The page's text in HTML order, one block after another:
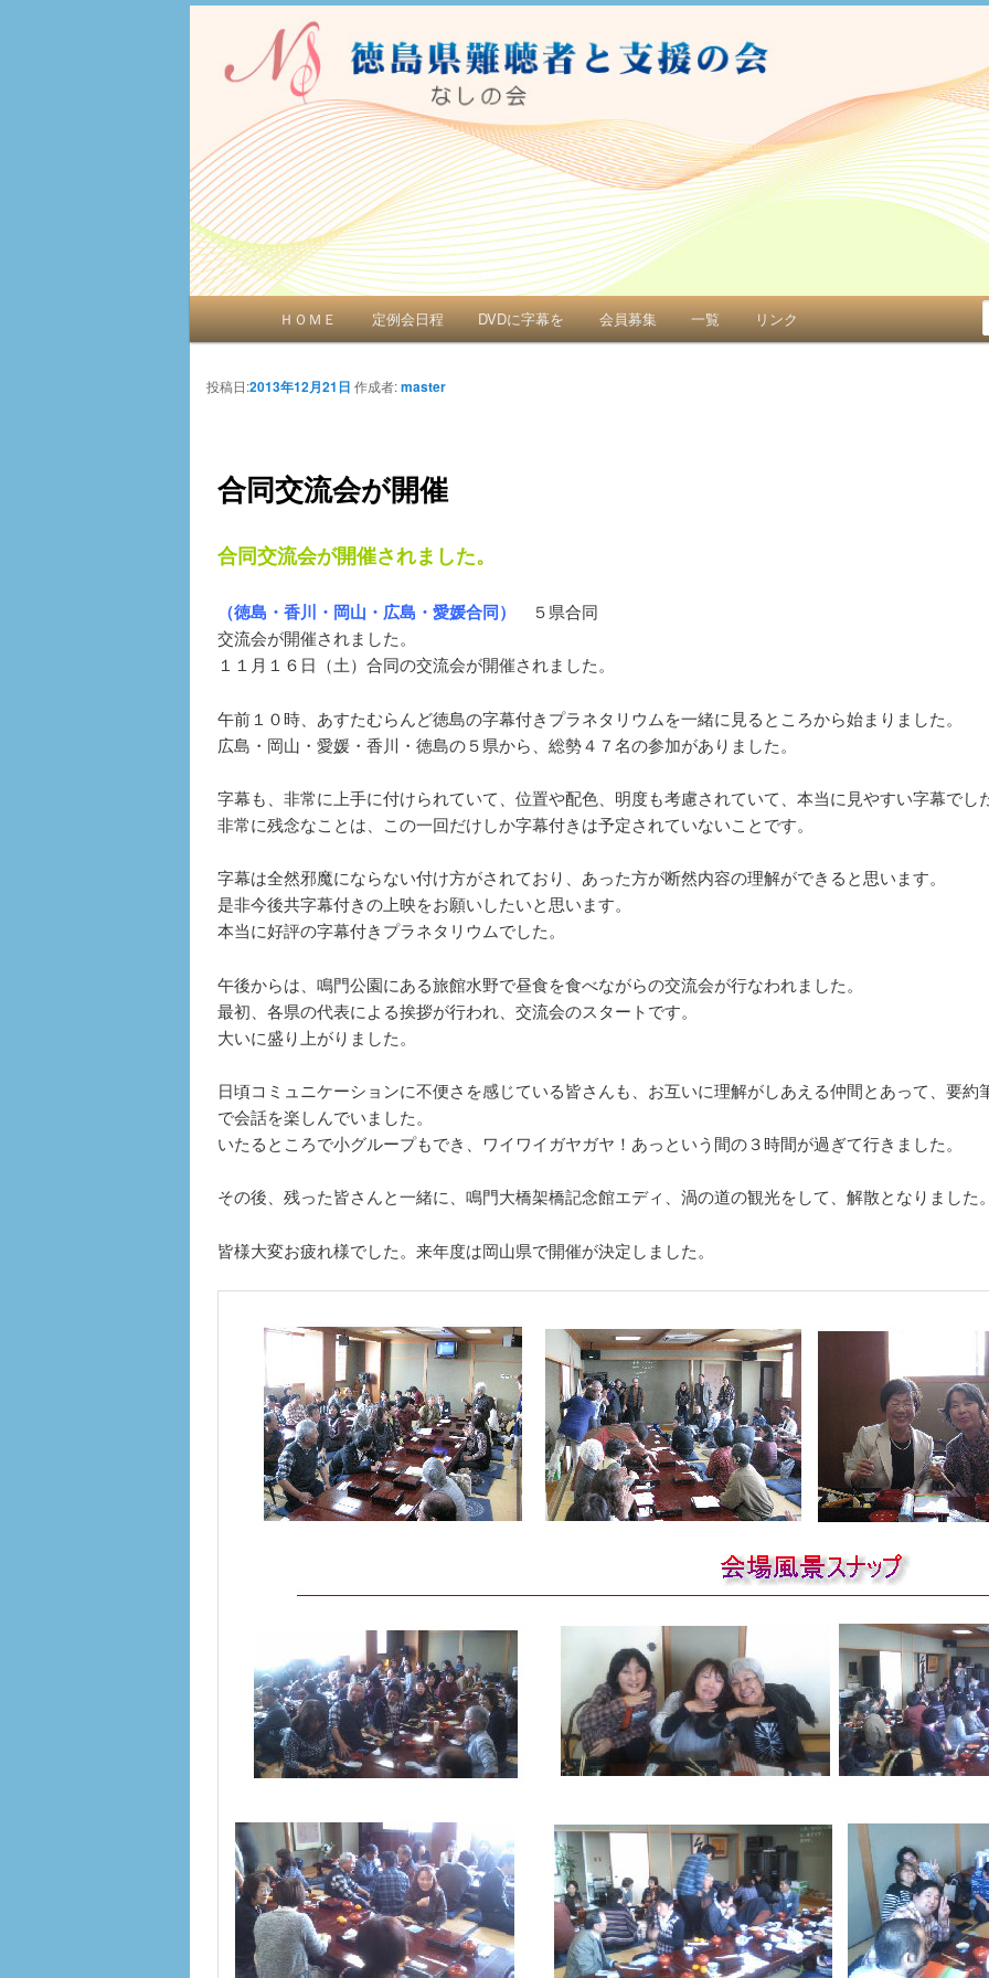
徳島県難聴者と支援者の会（ナシの会）
聞こえをサポート
メインメニュー
メインコンテンツへ移動
サブコンテンツへ移動
ＨＯＭＥ 定例会日程 DVDに字幕を 会員募集 一覧 リンク
投稿ナビゲーション
合同交流会が開催
投稿日:2013年12月21日 作成者:master
合同交流会が開催されました。
（徳島・香川・岡山・広島・愛媛合同）
５県合同
交流会が開催されました。
１１月１６日（土）合同の交流会が開催されました。
午前１０時、あすたむらんど徳島の字幕付きプラネタリウムを一緒に見るところから始まりました。
広島・岡山・愛媛・香川・徳島の５県から、総勢４７名の参加がありました。
字幕も、非常に上手に付けられていて、位置や配色、明度も考慮されていて、本当に見やすい字幕でし
非常に残念なことは、この一回だけしか字幕付きは予定されていないことです。
字幕は全然邪魔にならない付け方がされており、あった方が断然内容の理解ができると思います。
是非今後共字幕付きの上映をお願いしたいと思います。
本当に好評の字幕付きプラネタリウムでした。
午後からは、鳴門公園にある旅館水野で昼食を食べながらの交流会が行なわれました。
最初、各県の代表による挨拶が行われ、交流会のスタートです。
大いに盛り上がりました。
日頃コミュニケーションに不便さを感じている皆さんも、お互いに理解がしあえる仲間とあって、要
で会話を楽しんでいました。
いたるところで小グループもでき、ワイワイガヤガヤ！あっという間の３時間が過ぎて行きました。
その後、残った皆さんと一緒に、鳴門大橋架橋記念館エディ、渦の道の観光をして、解散となりました
皆様大変お疲れ様でした。来年度は岡山県で開催が決定しました。